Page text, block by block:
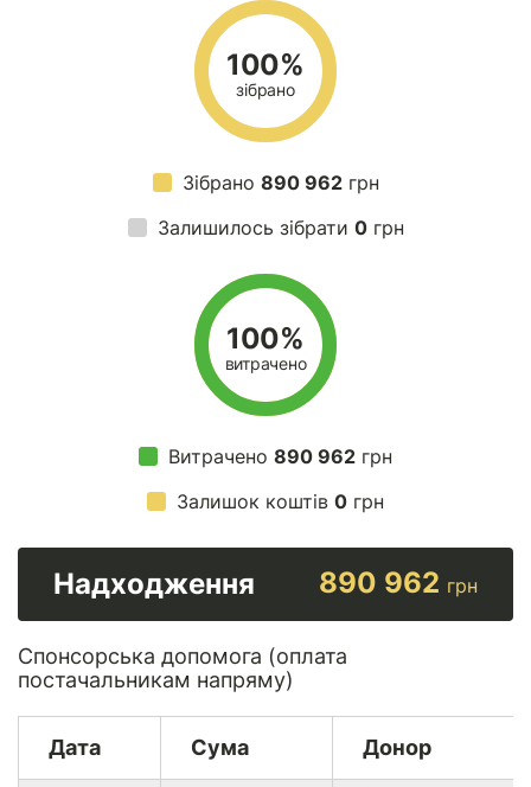
100%
зібрано
Зібрано 890 962грн
Залишилось зібрати 0грн
100%
витрачено
Витрачено 890 962 грн
Залишок коштів 0 грн
Надходження 890 962 грн
Спонсорська допомога (оплата
постачальникам напряму)
Дата Сума Донор